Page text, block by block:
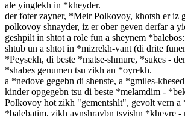
ale yinglekh in *kheyder.
der foter zayner, *Meir Polkovoy, khotsh er iz
polkovoy shnayder, iz er ober geven derfar a
geshpilt in shtot a role fun a sheynem
shtub un a shtot in *mizrekh-vant (di drite
*Peysekh, di beste *matse-shmure, *sukes -
*shabes genumen tsu zikh an *oyrekh.
a *nedove gegebn di shenste, a *gmiles-
kinder opgegebn tsu di beste *melamdim -
Polkovoy hot zikh "gementshlt", gevolt vern a
*balebatim, zikh aynshraybn tsvishn *khevre -